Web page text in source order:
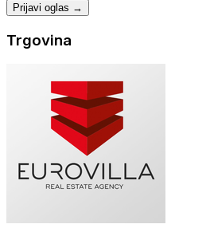
Prijavi oglas →
Trgovina